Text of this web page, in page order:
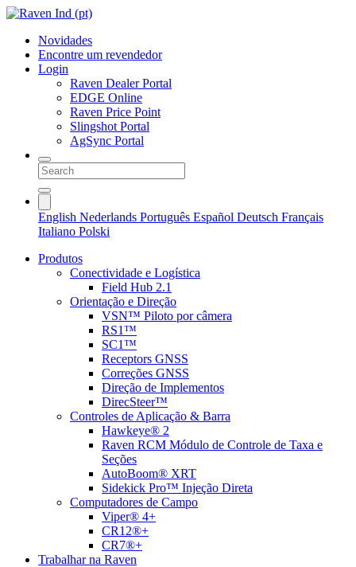
Novidades
Encontre um revendedor
Login
Raven Dealer Portal
EDGE Online
Raven Price Point
Slingshot Portal
AgSync Portal
English Nederlands Português Español Deutsch Français
Italiano Polski
Produtos
Conectividade e Logística
Field Hub 2.1
Orientação e Direção
VSN™ Piloto por câmera
RS1™
SC1™
Receptors GNSS
Correções GNSS
Direção de Implementos
DirecSteer™
Controles de Aplicação & Barra
Hawkeye® 2
Raven RCM Módulo de Controle de Taxa e
Seções
AutoBoom® XRT
Sidekick Pro™ Injeção Direta
Computadores de Campo
Viper® 4+
CR12®+
CR7®+
Trabalhar na Raven